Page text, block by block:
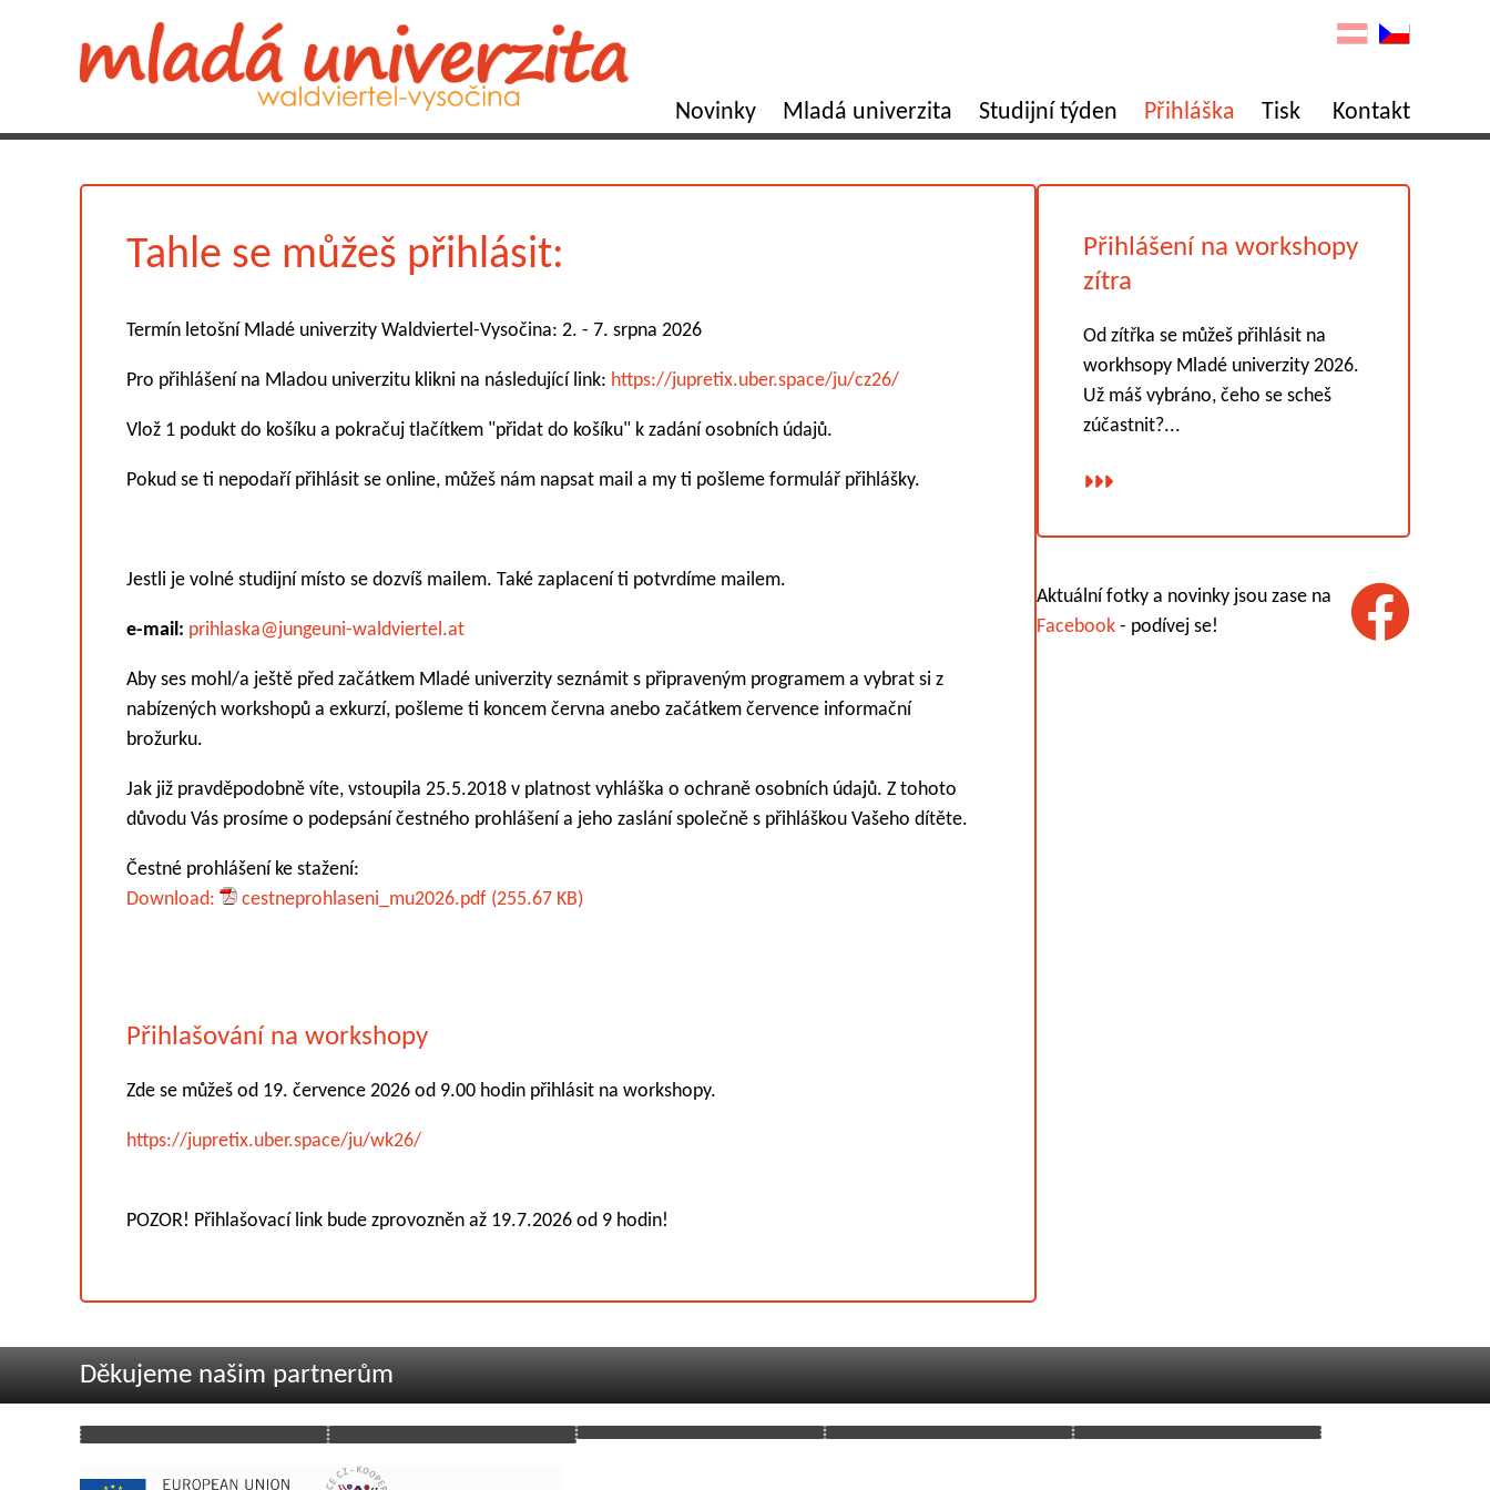
Novinky Mladá univerzita Studijní týden Přihláška Tisk Kontakt
Tahle se můžeš přihlásit:
Termín letošní Mladé univerzity Waldviertel-Vysočina: 2. - 7. srpna 2026
Pro přihlášení na Mladou univerzitu klikni na následující link: https://jupretix.uber.space/ju/cz26/
Vlož 1 podukt do košíku a pokračuj tlačítkem "přidat do košíku" k zadání osobních údajů.
Pokud se ti nepodaří přihlásit se online, můžeš nám napsat mail a my ti pošleme formulář přihlášky.
Jestli je volné studijní místo se dozvíš mailem. Také zaplacení ti potvrdíme mailem.
e-mail: prihlaska@jungeuni-waldviertel.at
Aby ses mohl/a ještě před začátkem Mladé univerzity seznámit s připraveným programem a vybrat si z
nabízených workshopů a exkurzí, pošleme ti koncem června anebo začátkem července informační
brožurku.
Jak již pravděpodobně víte, vstoupila 25.5.2018 v platnost vyhláška o ochraně osobních údajů. Z tohoto
důvodu Vás prosíme o podepsání čestného prohlášení a jeho zaslání společně s přihláškou Vašeho dítěte.
Čestné prohlášení ke stažení:
Download:
cestneprohlaseni_mu2026.pdf (255.67 KB)
Přihlašování na workshopy
Zde se můžeš od 19. července 2026 od 9.00 hodin přihlásit na workshopy.
https://jupretix.uber.space/ju/wk26/
POZOR! Přihlašovací link bude zprovozněn až 19.7.2026 od 9 hodin!
Přihlášení na workshopy
zítra
Od zítřka se můžeš přihlásit na
workhsopy Mladé univerzity 2026.
Už máš vybráno, čeho se scheš
zúčastnit?...
Aktuální fotky a novinky jsou zase na
Facebook - podívej se!
Děkujeme našim partnerům